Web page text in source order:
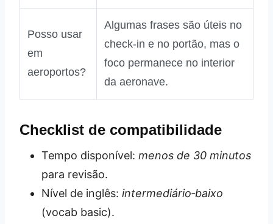
Posso usar
em
aeroportos?
Algumas frases são úteis no
check‑in e no portão, mas o
foco permanece no interior
da aeronave.
Checklist de compatibilidade
Tempo disponível: menos de 30 minutos
para revisão.
Nível de inglês: intermediário‑baixo
(vocab basic).